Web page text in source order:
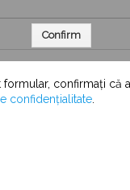
Confirm
confirmați că
confidențialitate